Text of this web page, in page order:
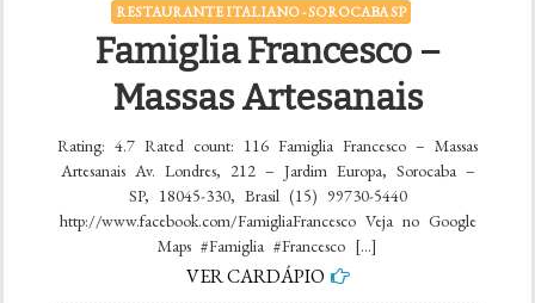
RESTAURANTE ITALIANO - SOROCABA SP
Famiglia Francesco –
Massas Artesanais
Rating: 4.7 Rated count: 116 Famiglia Francesco – Massas
Artesanais Av. Londres, 212 – Jardim Europa, Sorocaba –
SP, 18045-330, Brasil (15) 99730-5440
http://www.facebook.com/FamigliaFrancesco Veja no Google
Maps #Famiglia #Francesco […]
VER CARDÁPIO